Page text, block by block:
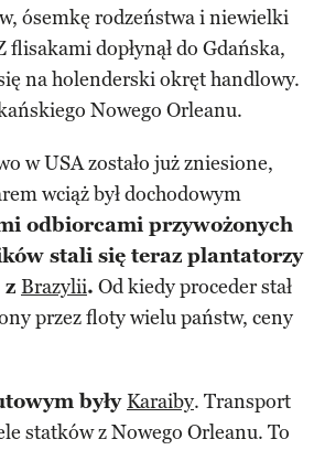
ósemkę rodzeństwa i niewielki
dopłynął do Gdańska,
na holenderski okręt handlowy.
Nowego Orleanu.
w USA zostało już zniesione,
wciąż był dochodowym
odbiorcami przywożonych
stali się teraz plantatorzy
Brazylii. Od kiedy proceder stał
przez floty wielu państw, ceny
były Karaiby. Transport
statków z Nowego Orleanu. To